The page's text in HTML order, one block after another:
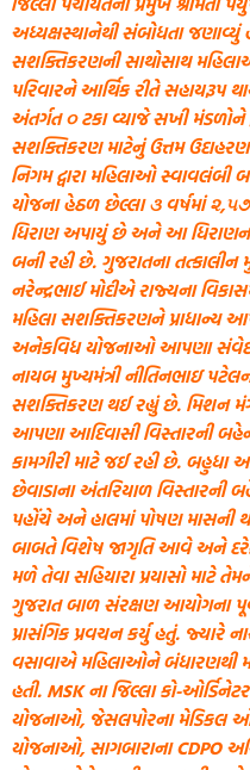
અધ્યક્ષસ્થાનેથી સંબોધતા જણાવ્યું
સશક્તિકરણની સાથોસાથ
પરિવારને આર્થિક રીતે સહાયરૂપ
અંતર્ગત ૦ ટકા વ્યાજે સખી મંડળોને
સશક્તિકરણ માટેનું ઉત્તમ
નિગમ દ્વારા મહિલાઓ સ્વાવલંબી
યોજના હેઠળ છેલ્લા ૩ વર્ષમાં
ધિરાણ અપાયું છે અને આ
બની રહી છે. ગુજરાતના તત્કાલીન
નરેન્દ્રભાઈ મોદીએ રાજ્યના
મહિલા સશક્તિકરણને પ્રાધાન્ય
અનેકવિધ યોજનાઓ આપણા
નાયબ મુખ્યમંત્રી નીતિનભાઇ
સશક્તિકરણ થઈ રહ્યું છે. મિશન
આપણા આદિવાસી વિસ્તારની
કામગીરી માટે જઈ રહી છે. બહુધા
છેવાડાના અંતરિયાળ વિસ્તારની
પહોંચે અને હાલમાં પોષણ
બાબતે વિશેષ જાગૃતિ આવે અને
મળે તેવા સહિયારા પ્રયાસો માટે
ગુજરાત બાળ સંરક્ષણ આયોગના
પ્રાસંગિક પ્રવચન કર્યુ હતું. જ્યારે
વસાવાએ મહિલાઓને બંધારણથી
હતી. MSK ના જિલ્લા કો-
યોજનાઓ, જેસલપોરના મેડિકલ
યોજનાઓ, સાગબારાના CDPO